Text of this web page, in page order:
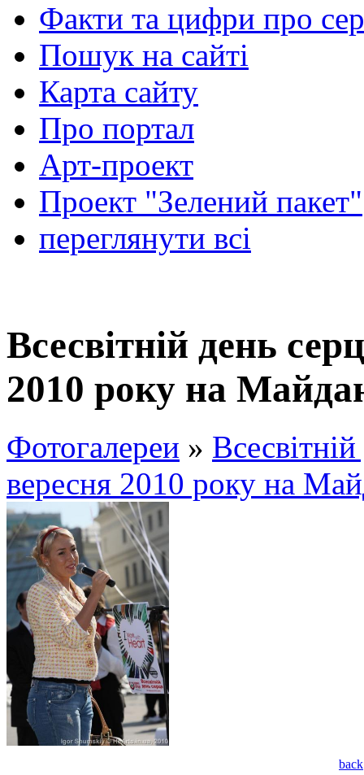
Факти та цифри про
Пошук на сайті
Карта сайту
Про портал
Арт-проект
Проект "Зелений пакет"
переглянути всі
Всесвітній день
2010 року на
Фотогалереи »
вересня 2010 року на
back